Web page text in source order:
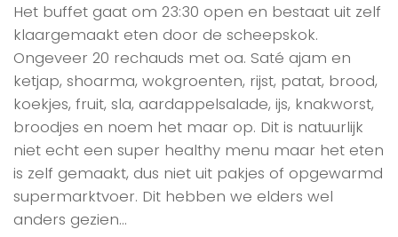
Het buffet gaat om 23:30 open en bestaat uit zelf
klaargemaakt eten door de scheepskok.
Ongeveer 20 rechauds met oa. Saté ajam en
ketjap, shoarma, wokgroenten, rijst, patat, brood,
koekjes, fruit, sla, aardappelsalade, ijs, knakworst,
broodjes en noem het maar op. Dit is natuurlijk
niet echt een super healthy menu maar het eten
is zelf gemaakt, dus niet uit pakjes of opgewarmd
supermarktvoer. Dit hebben we elders wel
anders gezien…